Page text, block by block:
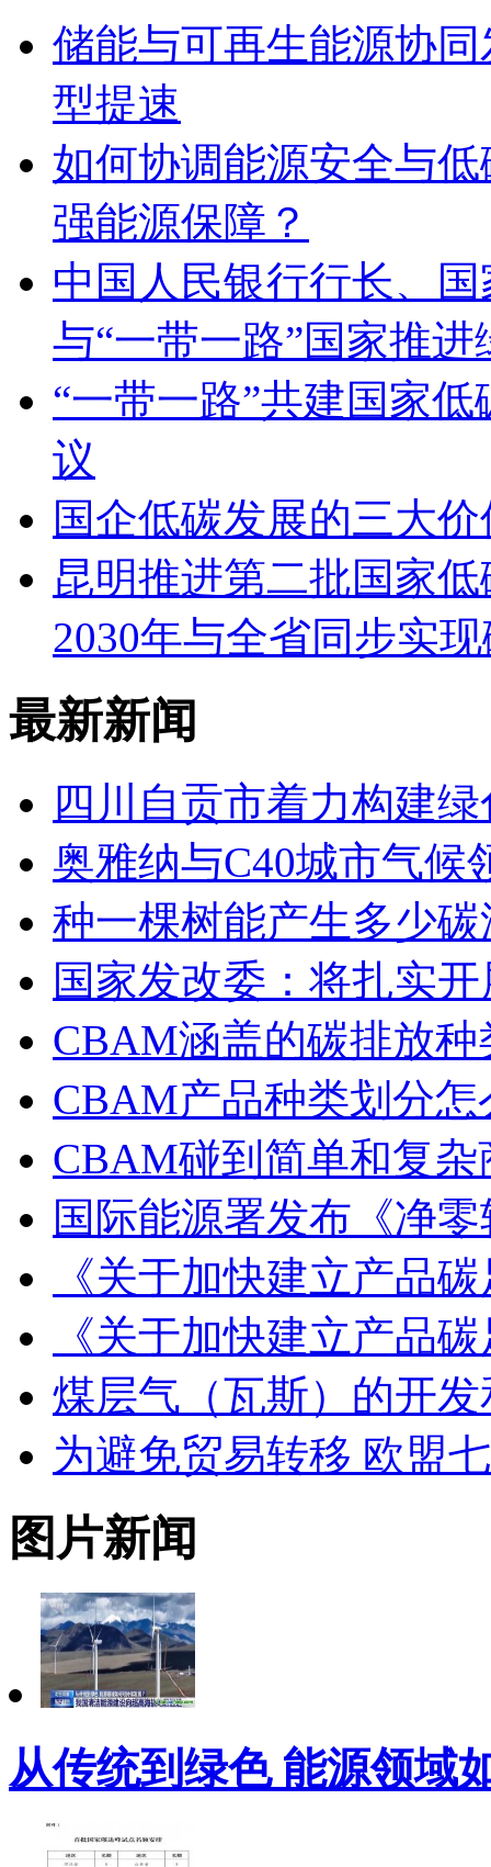
储能与可再生能源协
型提速
如何协调能源安全与
强能源保障？
中国人民银行行长、
与“一带一路”国家推
“一带一路”共建国家
议
国企低碳发展的三大
昆明推进第二批国家
2030年与全省同步实
最新新闻
四川自贡市着力构建
奥雅纳与C40城市气候
种一棵树能产生多少
国家发改委：将扎实
CBAM涵盖的碳排放
CBAM产品种类划分怎
CBAM碰到简单和复
国际能源署发布《净
《关于加快建立产品
《关于加快建立产品
煤层气（瓦斯）的开
为避免贸易转移 欧盟
图片新闻
从传统到绿色 能源领域